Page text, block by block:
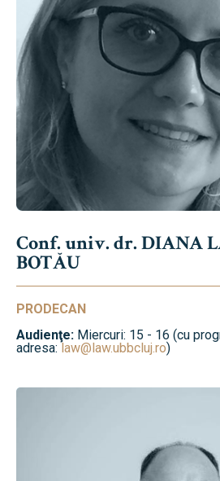
Conf. univ. dr. DIANA
BOTĂU
PRODECAN
Audienţe: Miercuri: 15 - 16 (cu
adresa: law@law.ubbcluj.ro)